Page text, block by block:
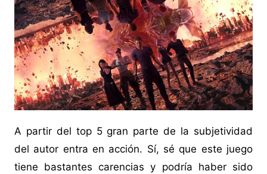
A partir del top 5 gran parte de la subjetividad
del autor entra en acción. Sí, sé que este juego
tiene bastantes carencias y podría haber sido